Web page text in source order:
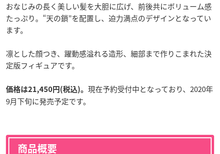
おなじみの長く美しい髪を大胆に広げ、前後共にボリューム感
たっぷり。“天の鎖”を配置し、迫力満点のデザインとなってい
ます。
凛とした顔つき、躍動感溢れる造形、細部まで作りこまれた決
定版フィギュアです。
価格は21,450円(税込)。 現在予約受付中となっており、2020年
9月下旬に発売予定です。
商品概要